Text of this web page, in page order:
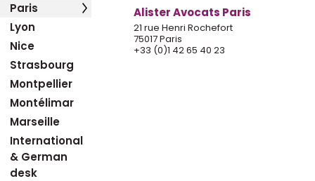
Paris Alister Avocats Paris
21 rue Henri Rochefort
75017 Paris
+33 (0)1 42 65 40 23
Lyon
Nice
Strasbourg
Montpellier
Montélimar
Marseille
International
& German
desk